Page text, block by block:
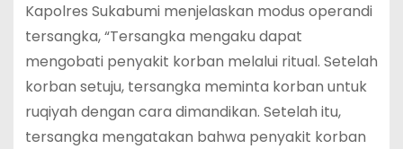
Kapolres Sukabumi menjelaskan modus operandi
tersangka, “Tersangka mengaku dapat
mengobati penyakit korban melalui ritual. Setelah
korban setuju, tersangka meminta korban untuk
ruqiyah dengan cara dimandikan. Setelah itu,
tersangka mengatakan bahwa penyakit korban